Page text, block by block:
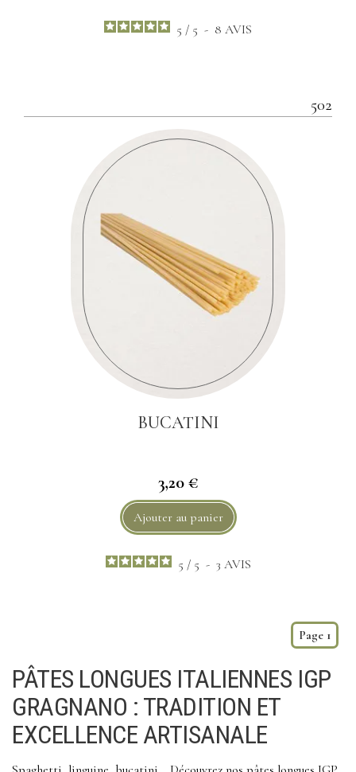
5 / 5 - 8 AVIS
502
BUCATINI
3,20 €
Ajouter au panier
5 / 5 - 3 AVIS
Page 1
PÂTES LONGUES ITALIENNES IGP
GRAGNANO : TRADITION ET
EXCELLENCE ARTISANALE